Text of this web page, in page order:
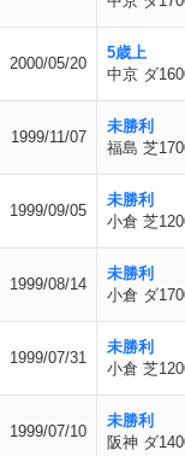
2000/05/20
5歳上
中京 ダ
1999/11/07
未勝利
福島 芝
1999/09/05
未勝利
小倉 芝
1999/08/14
未勝利
小倉 ダ
1999/07/31
未勝利
小倉 芝
1999/07/10
未勝利
阪神 ダ